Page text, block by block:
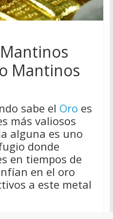
Mantinos
sabe el Oro es
más valiosos
alguna es uno
donde
en tiempos de
en el oro
a este metal